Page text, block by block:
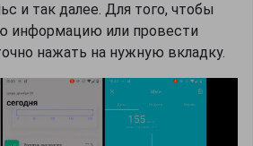
и так далее. Для того, чтобы
информацию или провести
нажать на нужную вкладку.